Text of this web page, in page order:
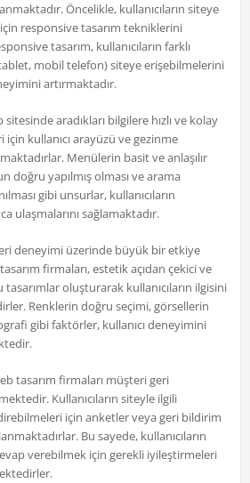
Öncelikle, kullanıcıların siteye
responsive tasarım tekniklerini
tasarım, kullanıcıların farklı
mobil telefon) siteye erişebilmelerini
artırmaktadır.
sitesinde aradıkları bilgilere hızlı ve kolay
kullanıcı arayüzü ve gezinme
Menülerin basit ve anlaşılır
doğru yapılmış olması ve arama
gibi unsurlar, kullanıcıların
ulaşmalarını sağlamaktadır.
deneyimi üzerinde büyük bir etkiye
firmaları, estetik açıdan çekici ve
oluşturarak kullanıcıların ilgisini
Renklerin doğru seçimi, görsellerin
gibi faktörler, kullanıcı deneyimini
tasarım firmaları müşteri geri
Kullanıcıların siteyle ilgili
için anketler veya geri bildirim
Bu sayede, kullanıcıların
verebilmek için gerekli iyileştirmeleri